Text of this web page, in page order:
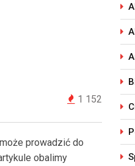
1 152
prowadzić do
obalimy